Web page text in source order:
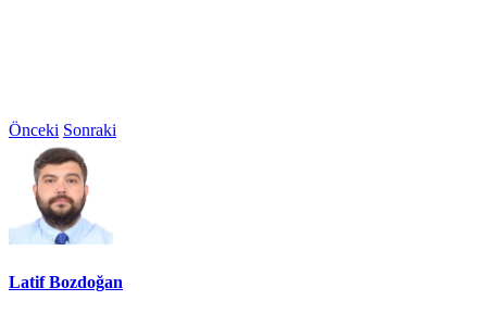
Önceki Sonraki
Latif Bozdoğan